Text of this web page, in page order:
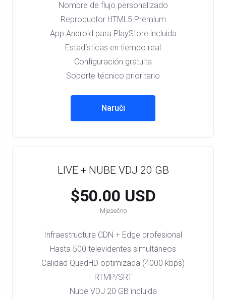
Nombre de flujo personalizado
Reproductor HTML5 Premium
App Android para PlayStore incluida
Estadísticas en tiempo real
Configuración gratuita
Soporte técnico prioritario
Naruči
LIVE + NUBE VDJ 20 GB
$50.00 USD
Mjesečno
Infraestructura CDN + Edge profesional
Hasta 500 televidentes simultáneos
Calidad QuadHD optimizada (4000 kbps)
RTMP/SRT
Nube VDJ 20 GB incluida